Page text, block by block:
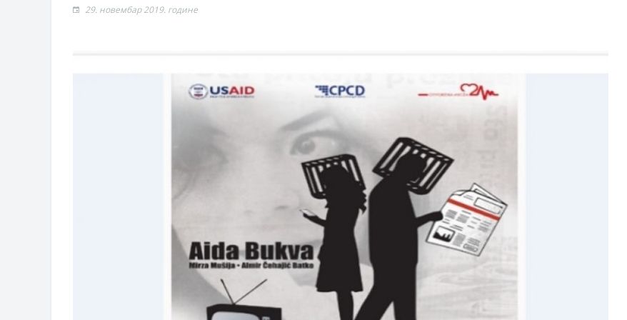
ВЛАСНИКА И ЈАВНИ ПРОСТОР У МЈЕСНИМ ЗАЈЕДНИЦАМА НА ТЕРИТОРИЈИ ГРАДА БИЈЕЉИНА
Захтјев за издавање ПОНОСНЕ КАРТИЦЕ
Обавјештење о забрани саобраћаја 6. и 7. августа
Обавјештење за предузетника - Вера Ујић
29. новембар 2019. године